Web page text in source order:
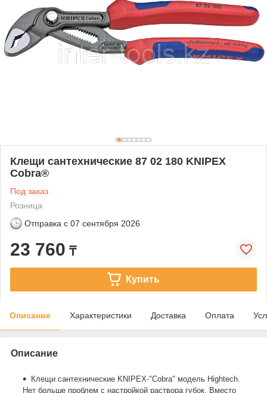
Клещи сантехнические 87 02 180 KNIPEX
Cobra®
Под заказ
Розница
Отправка с 07 сентября 2026
23 760 ₸
Купить
Описание Характеристики Доставка Оплата
Описание
Клещи сантехнические KNIPEX-"Cobra" модель Hightech.
Нет больше проблем с настройкой раствора губок. Вместо